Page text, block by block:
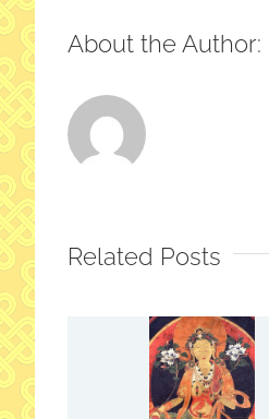
About the Author:
Related Posts